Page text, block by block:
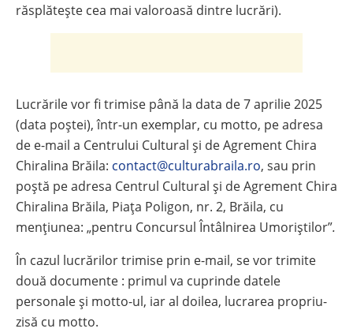
răsplătește cea mai valoroasă dintre lucrări).
Lucrările vor fi trimise până la data de 7 aprilie 2025
(data poștei), într-un exemplar, cu motto, pe adresa
de e-mail a Centrului Cultural și de Agrement Chira
Chiralina Brăila: contact@culturabraila.ro, sau prin
poștă pe adresa Centrul Cultural și de Agrement Chira
Chiralina Brăila, Piaţa Poligon, nr. 2, Brăila, cu
mențiunea: „pentru Concursul Întâlnirea Umoriștilor”.
În cazul lucrărilor trimise prin e-mail, se vor trimite
două documente : primul va cuprinde datele
personale și motto-ul, iar al doilea, lucrarea propriu-
zisă cu motto.